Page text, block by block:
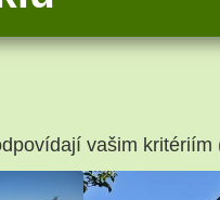
vašim kritériím